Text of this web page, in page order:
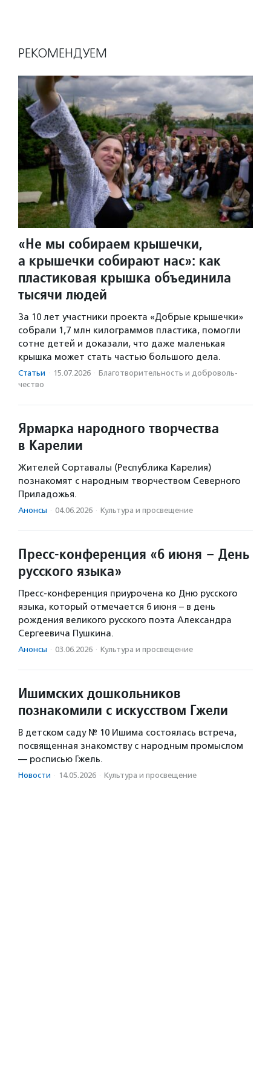
РЕКОМЕНДУЕМ
«Не мы собираем крышечки,
а крышечки собирают нас»: как
пластиковая крышка объединила
тысячи людей
За 10 лет участники проекта «Добрые крышечки»
собрали 1,7 млн килограммов пластика, помогли
сотне детей и доказали, что даже маленькая
крышка может стать частью большого дела.
Статьи · 15.07.2026 · Благотвори­тель­ность и доброволь­
чест­во
Ярмарка народного творчества
в Карелии
Жителей Сортавалы (Республика Карелия)
познакомят с народным творчеством Северного
Приладожья.
Анонсы · 04.06.2026 · Культура и просвещение
Пресс-конференция «6 июня – День
русского языка»
Пресс-конференция приурочена ко Дню русского
языка, который отмечается 6 июня – в день
рождения великого русского поэта Александра
Сергеевича Пушкина.
Анонсы · 03.06.2026 · Культура и просвещение
Ишимских дошкольников
познакомили с искусством Гжели
В детском саду № 10 Ишима состоялась встреча,
посвященная знакомству с народным промыслом
— росписью Гжель.
Новости · 14.05.2026 · Культура и просвещение